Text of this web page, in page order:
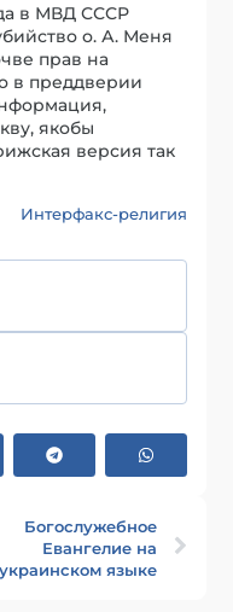
в МВД СССР
о. А. Меня
прав на
в преддверии
якобы
версия так
Интерфакс-религия
Богослужебное
Евангелие на
украинском языке